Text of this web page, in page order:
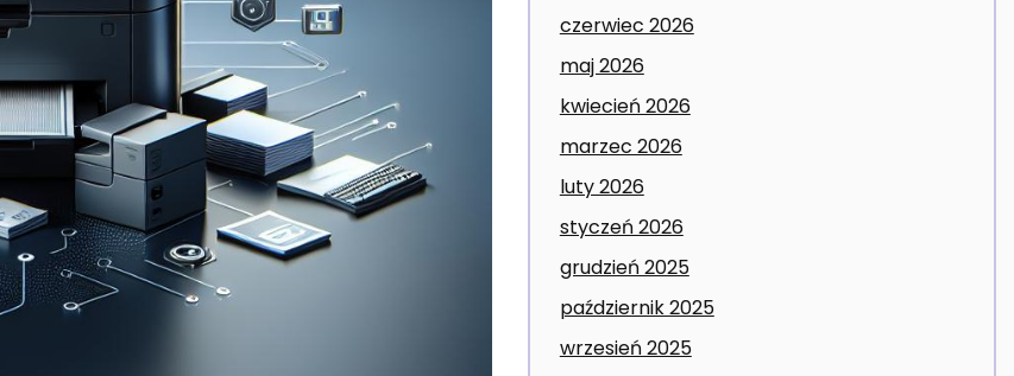
czerwiec 2026
maj 2026
kwiecień 2026
marzec 2026
luty 2026
styczeń 2026
grudzień 2025
październik 2025
wrzesień 2025